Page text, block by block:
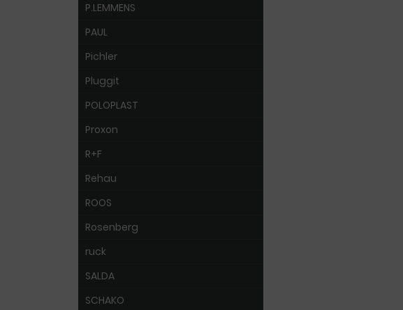
P.LEMMENS
PAUL
Pichler
Pluggit
POLOPLAST
Proxon
R+F
Rehau
ROOS
Rosenberg
ruck
SALDA
SCHAKO